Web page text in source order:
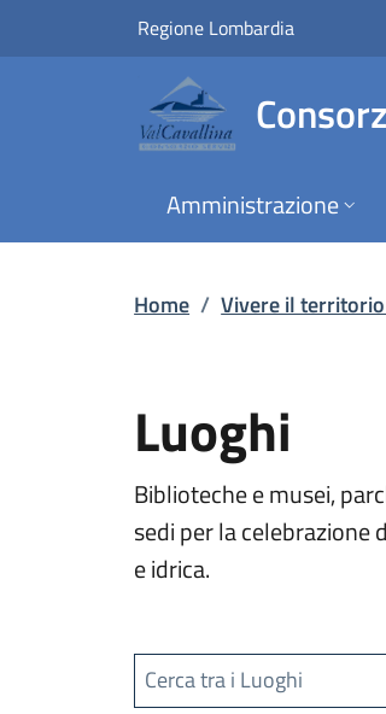
Vai al contenuto principale
Luoghi |Regione Lombardia(apre in
Amministrazione
Home / Vivere il territorio
Luoghi
Biblioteche e musei,
sedi per la
e idrica.
Cerca tra i Luoghi